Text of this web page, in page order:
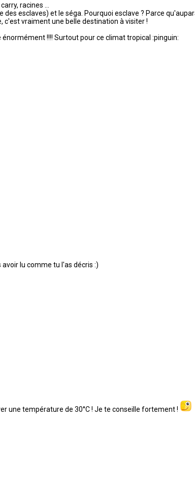
racines ...
esclaves) et le séga. Pourquoi esclave ? Parce
c'est vraiment une belle destination à visiter !
!!!! Surtout pour ce climat tropical :pinguin:
lu comme tu l'as décris :)
une température de 30°C ! Je te conseille fortement !